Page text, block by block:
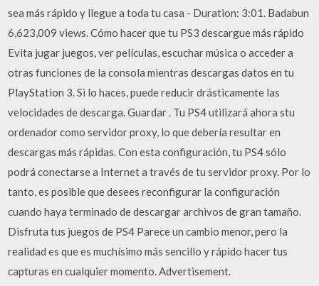
sea más rápido y llegue a toda tu casa - Duration: 3:01. Badabun
6,623,009 views. Cómo hacer que tu PS3 descargue más rápido
Evita jugar juegos, ver películas, escuchar música o acceder a
otras funciones de la consola mientras descargas datos en tu
PlayStation 3. Si lo haces, puede reducir drásticamente las
velocidades de descarga. Guardar . Tu PS4 utilizará ahora stu
ordenador como servidor proxy, lo que debería resultar en
descargas más rápidas. Con esta configuración, tu PS4 sólo
podrá conectarse a Internet a través de tu servidor proxy. Por lo
tanto, es posible que desees reconfigurar la configuración
cuando haya terminado de descargar archivos de gran tamaño.
Disfruta tus juegos de PS4 Parece un cambio menor, pero la
realidad es que es muchísimo más sencillo y rápido hacer tus
capturas en cualquier momento. Advertisement.